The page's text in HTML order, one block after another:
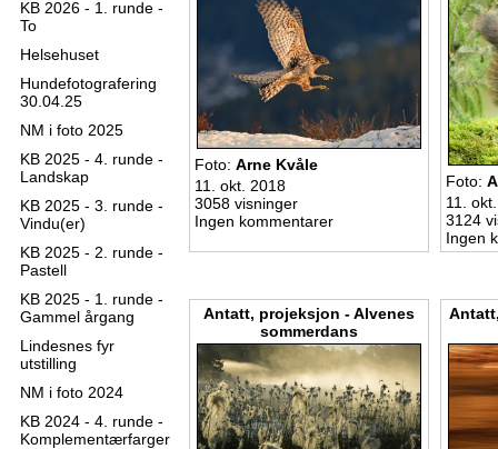
KB 2026 - 1. runde -
To
Helsehuset
Hundefotografering
30.04.25
NM i foto 2025
KB 2025 - 4. runde -
Landskap
KB 2025 - 3. runde -
Vindu(er)
KB 2025 - 2. runde -
Pastell
KB 2025 - 1. runde -
Gammel årgang
Lindesnes fyr
utstilling
NM i foto 2024
KB 2024 - 4. runde -
Komplementærfarger
Foto: Arne Kvåle
11. okt. 2018
3058 visninger
Ingen kommentarer
Foto:
11.
3124
Ingen
Antatt, projeksjon - Alvenes
sommerdans